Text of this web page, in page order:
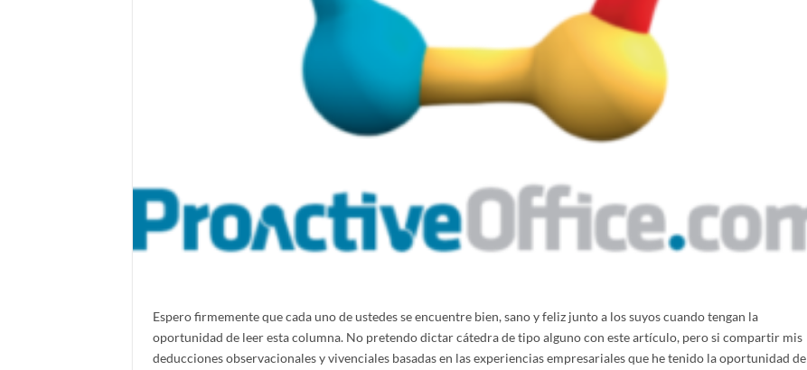
Espero firmemente que cada uno de ustedes se encuentre bien, sano y feliz junto a los suyos cuando tengan la
oportunidad de leer esta columna. No pretendo dictar cátedra de tipo alguno con este artículo, pero si compartir mis
deducciones observacionales y vivenciales basadas en las experiencias empresariales que he tenido la oportunidad de